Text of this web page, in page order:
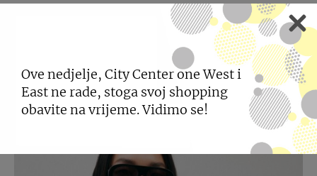
POGLEDAJTE JOŠ
NOVOSTI
Ove nedjelje, City Center one West i
East ne rade, stoga svoj shopping
obavite na vrijeme. Vidimo se!